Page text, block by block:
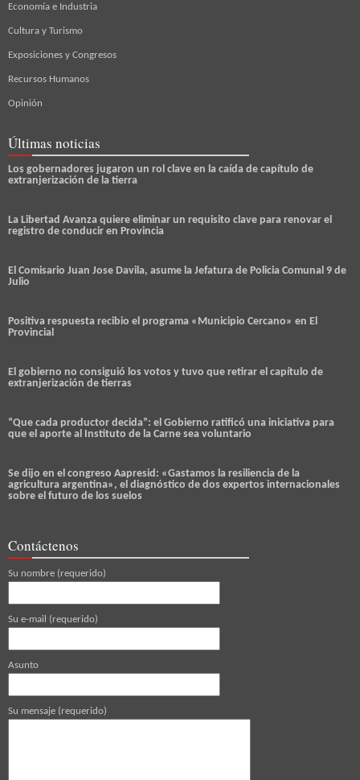
Economía e Industria
Cultura y Turismo
Exposiciones y Congresos
Recursos Humanos
Opinión
Últimas noticias
Los gobernadores jugaron un rol clave en la caída de capítulo de
extranjerización de la tierra
La Libertad Avanza quiere eliminar un requisito clave para renovar el
registro de conducir en Provincia
El Comisario Juan Jose Davila, asume la Jefatura de Policia Comunal 9 de
Julio
Positiva respuesta recibio el programa «Municipio Cercano» en El
Provincial
El gobierno no consiguió los votos y tuvo que retirar el capítulo de
extranjerización de tierras
“Que cada productor decida”: el Gobierno ratificó una iniciativa para
que el aporte al Instituto de la Carne sea voluntario
Se dijo en el congreso Aapresid: «Gastamos la resiliencia de la
agricultura argentina», el diagnóstico de dos expertos internacionales
sobre el futuro de los suelos
Contáctenos
Su nombre (requerido)
Su e-mail (requerido)
Asunto
Su mensaje (requerido)